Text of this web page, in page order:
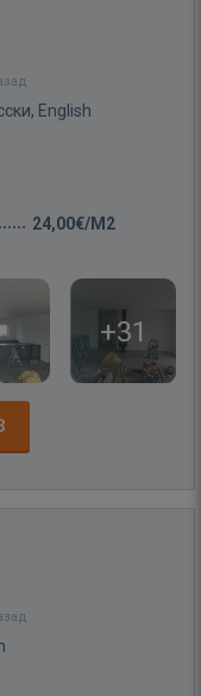
English
24,00€/M2
+31